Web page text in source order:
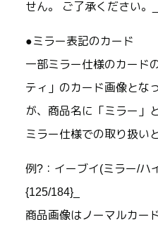
せん。 ご了承ください。_
●ミラー表記のカード
一部ミラー仕様のカード
ティ」のカード画像とな
が、商品名に「ミラー」
ミラー仕様での取り扱い
例?：イーブイ(ミラー/ハ
{125/184}_
商品画像はノーマルカー